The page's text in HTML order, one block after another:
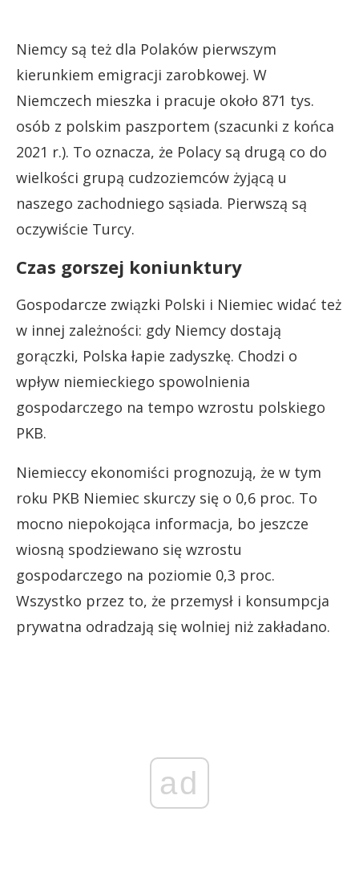
Niemcy są też dla Polaków pierwszym
kierunkiem emigracji zarobkowej. W
Niemczech mieszka i pracuje około 871 tys.
osób z polskim paszportem (szacunki z końca
2021 r.). To oznacza, że Polacy są drugą co do
wielkości grupą cudzoziemców żyjącą u
naszego zachodniego sąsiada. Pierwszą są
oczywiście Turcy.
Czas gorszej koniunktury
Gospodarcze związki Polski i Niemiec widać też
w innej zależności: gdy Niemcy dostają
gorączki, Polska łapie zadyszkę. Chodzi o
wpływ niemieckiego spowolnienia
gospodarczego na tempo wzrostu polskiego
PKB.
Niemieccy ekonomiści prognozują, że w tym
roku PKB Niemiec skurczy się o 0,6 proc. To
mocno niepokojąca informacja, bo jeszcze
wiosną spodziewano się wzrostu
gospodarczego na poziomie 0,3 proc.
Wszystko przez to, że przemysł i konsumpcja
prywatna odradzają się wolniej niż zakładano.
ad